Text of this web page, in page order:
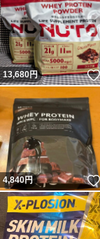
13,680円
4,840円